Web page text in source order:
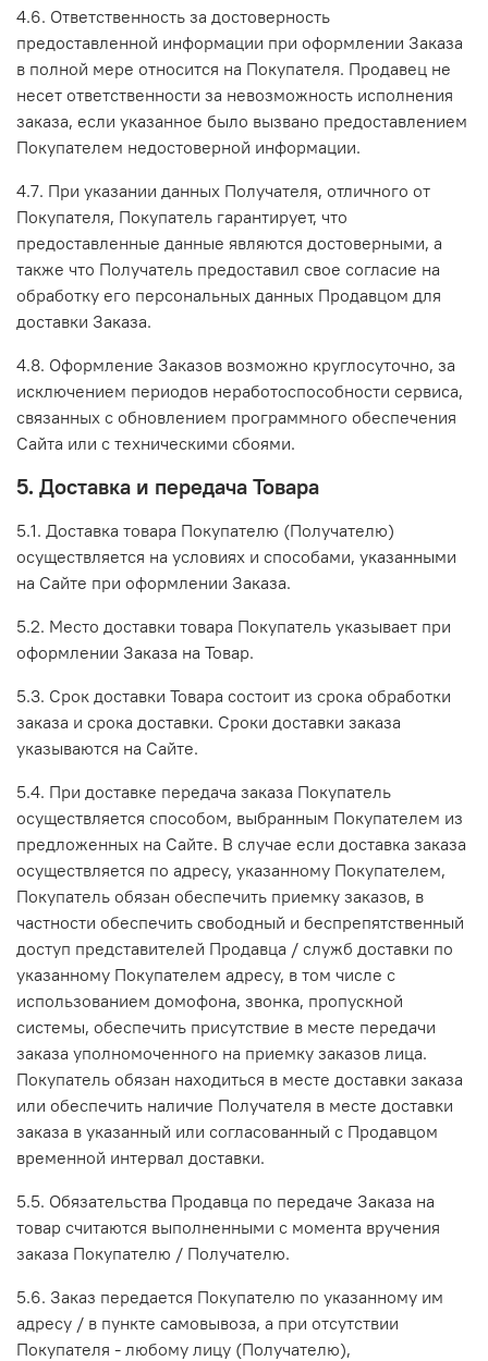
4.6. Ответственность за достоверность
предоставленной информации при оформлении Заказа
в полной мере относится на Покупателя. Продавец не
несет ответственности за невозможность исполнения
заказа, если указанное было вызвано предоставлением
Покупателем недостоверной информации.
4.7. При указании данных Получателя, отличного от
Покупателя, Покупатель гарантирует, что
предоставленные данные являются достоверными, а
также что Получатель предоставил свое согласие на
обработку его персональных данных Продавцом для
доставки Заказа.
4.8. Оформление Заказов возможно круглосуточно, за
исключением периодов неработоспособности сервиса,
связанных с обновлением программного обеспечения
Сайта или с техническими сбоями.
5. Доставка и передача Товара
5.1. Доставка товара Покупателю (Получателю)
осуществляется на условиях и способами, указанными
на Сайте при оформлении Заказа.
5.2. Место доставки товара Покупатель указывает при
оформлении Заказа на Товар.
5.3. Срок доставки Товара состоит из срока обработки
заказа и срока доставки. Сроки доставки заказа
указываются на Сайте.
5.4. При доставке передача заказа Покупатель
осуществляется способом, выбранным Покупателем из
предложенных на Сайте. В случае если доставка заказа
осуществляется по адресу, указанному Покупателем,
Покупатель обязан обеспечить приемку заказов, в
частности обеспечить свободный и беспрепятственный
доступ представителей Продавца / служб доставки по
указанному Покупателем адресу, в том числе с
использованием домофона, звонка, пропускной
системы, обеспечить присутствие в месте передачи
заказа уполномоченного на приемку заказов лица.
Покупатель обязан находиться в месте доставки заказа
или обеспечить наличие Получателя в месте доставки
заказа в указанный или согласованный с Продавцом
временной интервал доставки.
5.5. Обязательства Продавца по передаче Заказа на
товар считаются выполненными с момента вручения
заказа Покупателю / Получателю.
5.6. Заказ передается Покупателю по указанному им
адресу / в пункте самовывоза, а при отсутствии
Покупателя - любому лицу (Получателю),